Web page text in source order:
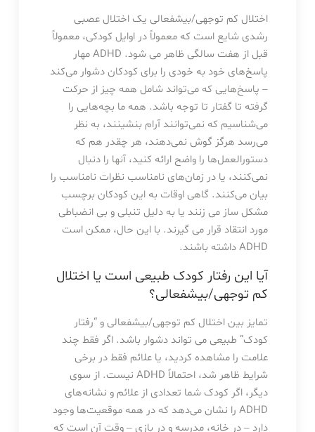
اختلال کم توجهی/بیشفعالی یک اختلال عصبی
رشدی شایع است که معمولاً در اوایل کودکی، معمولاً
قبل از هفت سالگی ظاهر می شود. ADHD مهار
پاسخ‌های خود به خودی را برای کودکان دشوار می‌کند
– پاسخ‌هایی که می‌تواند شامل همه چیز از حرکت
گرفته تا گفتار تا توجه باشد. همه ما بچه‌هایی را
می‌شناسیم که نمی‌توانند آرام بنشینند، به نظر
می‌رسد هرگز گوش نمی‌دهند، هر چقدر هم که
دستورالعمل‌ها را واضح ارائه کنید، آنها را دنبال
نمی‌کنند، یا در زمان‌های نامناسب نظرات نامناسب را
بیان می‌کنند. گاهی اوقات به این کودکان برچسب
مشکل ساز می زنند یا به دلیل تنبلی و بی انضباطی
مورد انتقاد قرار می گیرند. با این حال، ممکن است
ADHD داشته باشند.
آیا این رفتار کودک طبیعی است یا اختلال
کم توجهی/بیشفعالی؟
تمایز بین اختلال کم توجهی/بیشفعالی و “رفتار
کودک” طبیعی می تواند دشوار باشد. اگر فقط چند
علامت را مشاهده کردید، یا علائم فقط در برخی
شرایط ظاهر شد، احتمالاً ADHD نیست. از سوی
دیگر، اگر کودک شما تعدادی از علائم و نشانه‌های
ADHD را نشان می‌دهد که در همه موقعیت‌ها وجود
دارد – در خانه، مدرسه و در بازی – وقت آن است که